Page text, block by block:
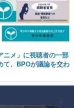
ニメ」に視聴者の一部
て、BPOが議論を交わ